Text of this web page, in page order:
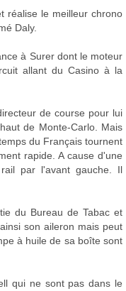
réalise le meilleur chrono
Daly.
à Surer dont le moteur
allant du Casino à la
de course pour lui
de Monte-Carlo. Mais
du Français tournent
rapide. A cause d'une
par l'avant gauche. Il
du Bureau de Tabac et
son aileron mais peut
à huile de sa boîte sont
qui ne sont pas dans le